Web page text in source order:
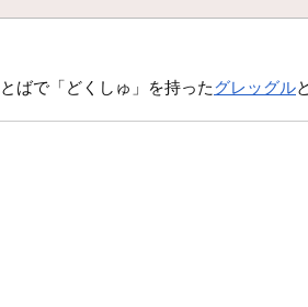
ばで「どくしゅ」を持ったグレッグル